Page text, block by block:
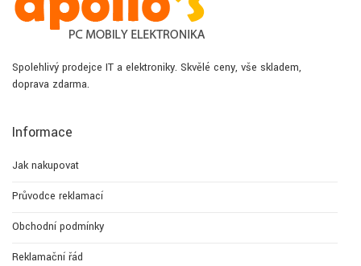
Spolehlivý prodejce IT a elektroniky. Skvělé ceny, vše skladem,
doprava zdarma.
Informace
Jak nakupovat
Průvodce reklamací
Obchodní podmínky
Reklamační řád